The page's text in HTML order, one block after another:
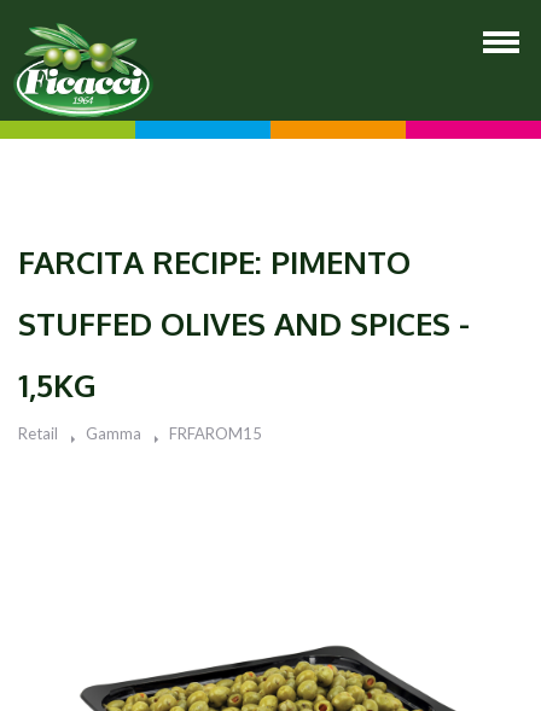
FARCITA RECIPE: PIMENTO
STUFFED OLIVES AND SPICES -
1,5KG
Retail Gamma FRFAROM15